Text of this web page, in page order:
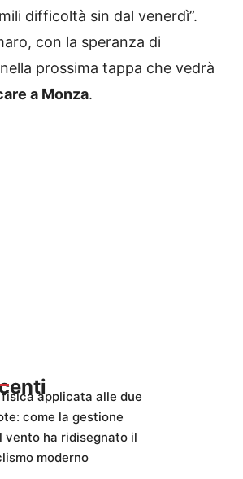
difficoltà sin dal venerdì”.
con la speranza di
prossima tappa che vedrà
a Monza.
fisica applicata alle due
come la gestione
vento ha ridisegnato il
moderno